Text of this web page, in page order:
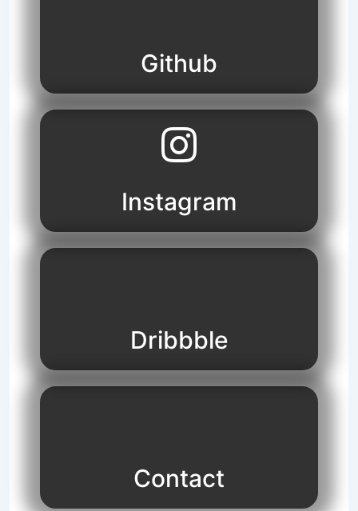
Github
Instagram
Dribbble
Contact